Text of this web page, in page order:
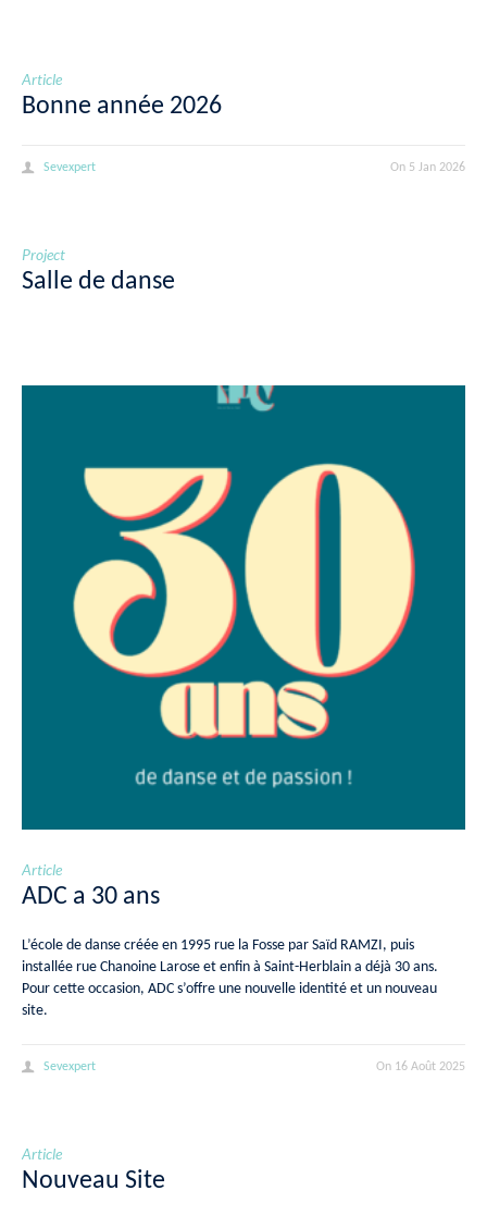
Article
Bonne année 2026
On 5 Jan 2026
Sevexpert
Project
Salle de danse
Article
ADC a 30 ans
L’école de danse créée en 1995 rue la Fosse par Saïd RAMZI, puis
installée rue Chanoine Larose et enfin à Saint-Herblain a déjà 30 ans.
Pour cette occasion, ADC s’offre une nouvelle identité et un nouveau
site.
On 16 Août 2025
Sevexpert
Article
Nouveau Site